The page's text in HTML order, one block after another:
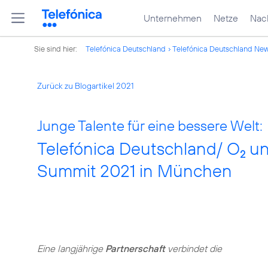
Unternehmen Netze
Sie sind hier: Telefónica Deutschland Telefónica Deutschland
Zurück zu Blogartikel 2021
Junge Talente für eine bessere Welt:
Telefónica Deutschland/ O2
Summit 2021 in München
Eine langjährige Partnerschaftverbindet die